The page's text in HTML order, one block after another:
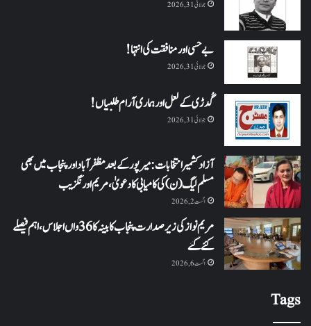
جولائی 31, 2026
بے حسی اور منافقت کی انتہا !
جولائی 31, 2026
گُدڑی کے لعل اور ہماری آرام طلبیاں!
جولائی 31, 2026
آزاد کشمیر انتخابات: میرپور کے بعد مظفرآباد اور پنجاب میں بھی
مسلم لیگ (ن) کی کامیابی کا دعویٰ، مریم اورنگزیب
اگست 2, 2026
مریم نواز کی زیر صدارت پنجاب کابینہ کا 36واں اجلاس،اہم فیصلے
کئے گئے
اگست 6, 2026
Tags